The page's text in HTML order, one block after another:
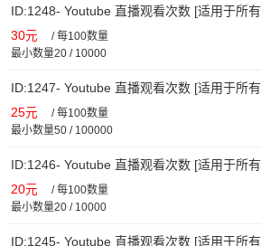
ID:1248- Youtube 直播观看次数 [适用于所
30元 /每100数量
最小数量20 / 10000
ID:1247- Youtube 直播观看次数 [适用于所
25元 /每100数量
最小数量50 / 100000
ID:1246- Youtube 直播观看次数 [适用于所
20元 /每100数量
最小数量20 / 10000
ID:1245- Youtube 直播观看次数 [适用于所